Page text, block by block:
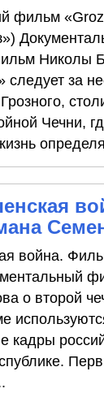
фильм
Николы
следует за
Чечни,
война.
о второй
кадры